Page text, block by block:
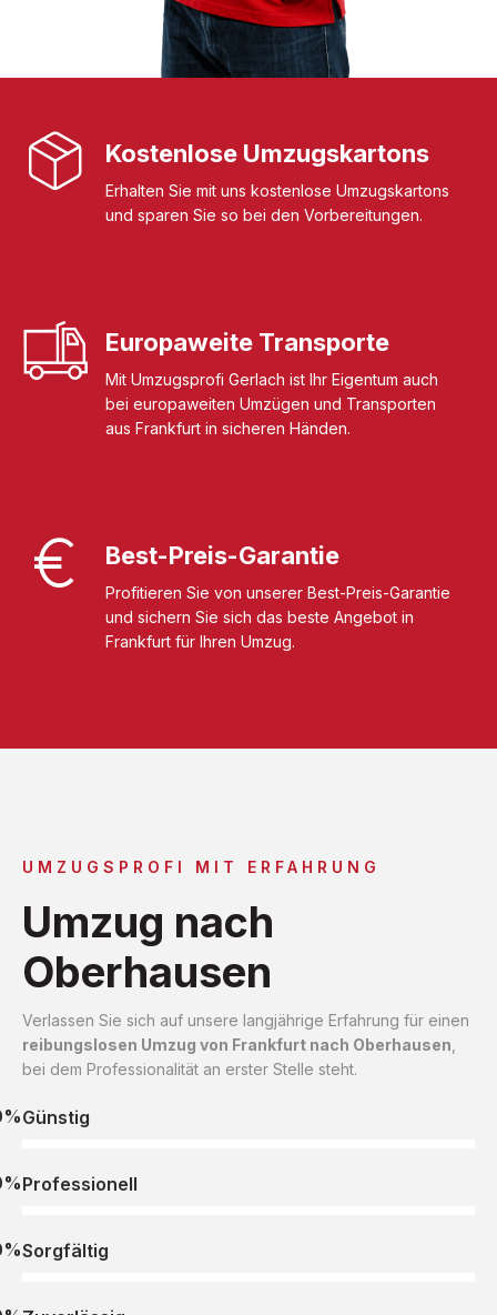
Kostenlose Umzugskartons
Erhalten Sie mit uns kostenlose Umzugskartons
und sparen Sie so bei den Vorbereitungen.
Europaweite Transporte
Mit Umzugsprofi Gerlach ist Ihr Eigentum auch
bei europaweiten Umzügen und Transporten
aus Frankfurt in sicheren Händen.
Best-Preis-Garantie
Profitieren Sie von unserer Best-Preis-Garantie
und sichern Sie sich das beste Angebot in
Frankfurt für Ihren Umzug.
UMZUGSPROFI MIT ERFAHRUNG
Umzug nach
Oberhausen
Verlassen Sie sich auf unsere langjährige Erfahrung für einen
reibungslosen Umzug von Frankfurt nach Oberhausen
bei dem Professionalität an erster Stelle steht.
Günstig
Professionell
Sorgfältig